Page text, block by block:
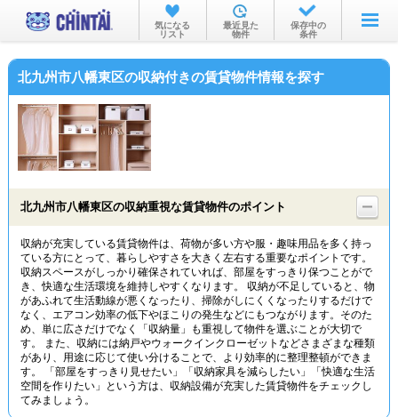
お部屋を探す
沿線・駅から
物件特集から
TOP
気になる
リスト
最近見た
物件
保存中の
条件
北九州市八幡東区の収納付きの賃貸物件情報を探す
北九州市八幡東区の収納重視な賃貸物件のポイント
収納が充実している賃貸物件は、荷物が多い方や服・趣味用品を多く持っ
ている方にとって、暮らしやすさを大きく左右する重要なポイントです。
収納スペースがしっかり確保されていれば、部屋をすっきり保つことがで
き、快適な生活環境を維持しやすくなります。 収納が不足していると、物
があふれて生活動線が悪くなったり、掃除がしにくくなったりするだけで
なく、エアコン効率の低下やほこりの発生などにもつながります。そのた
め、単に広さだけでなく「収納量」も重視して物件を選ぶことが大切で
す。 また、収納には納戸やウォークインクローゼットなどさまざまな種類
があり、用途に応じて使い分けることで、より効率的に整理整頓ができま
す。 「部屋をすっきり見せたい」「収納家具を減らしたい」「快適な生活
空間を作りたい」という方は、収納設備が充実した賃貸物件をチェックし
てみましょう。